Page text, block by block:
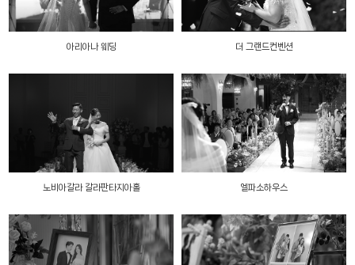
아리아나 웨딩 더 그랜드컨벤션
노비아갈라 갈라판타지아홀 엘파소하우스